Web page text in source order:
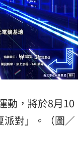
動，將於8月10
派對」。（圖／